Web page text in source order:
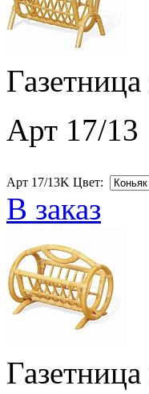
Арт 17/13
Арт 17/13K Цвет:
В заказ